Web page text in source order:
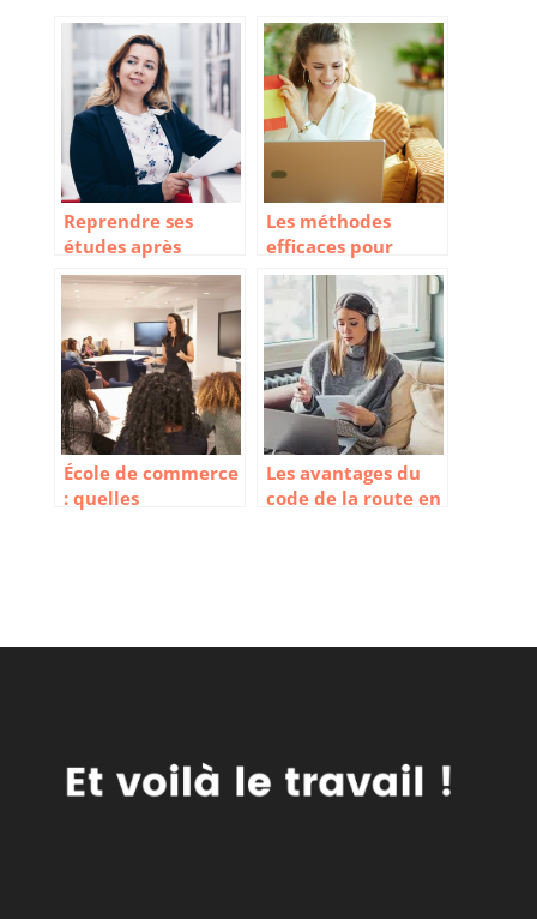
Reprendre ses
études après
40 ans : comment
s’y prendre ?
Les méthodes
efficaces pour
apprendre
l’espagnol
professionnel
École de commerce
: quelles
Les avantages du
code de la route en